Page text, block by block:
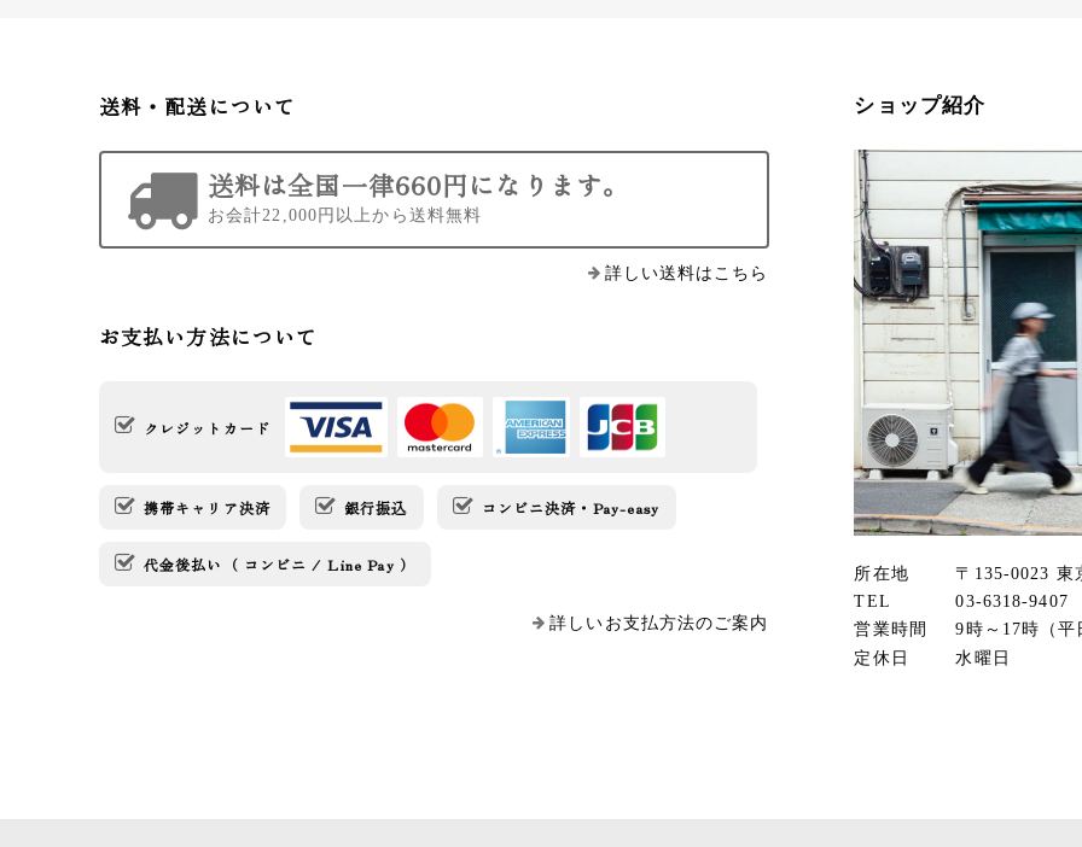
送料・配送について
送料は全国一律660円になります。
お会計22,000円以上から送料無料
詳しい送料はこちら
お支払い方法について
クレジットカード
携帯キャリア決済 銀行振込 コンビニ決済・Pay-easy
代金後払い（ コンビニ / Line Pay ）
詳しいお支払方法のご案内
ショップ紹介
所在地
〒135-0023 東
TEL
03-6318-9407
営業時間
9時～17時（
定休日
水曜日